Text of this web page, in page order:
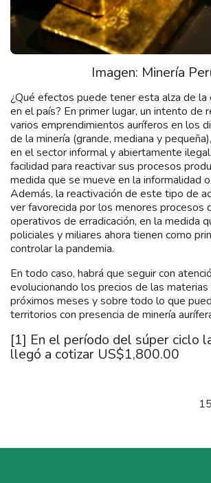
Imagen: Minería
¿Qué efectos puede tener esta alza de la
en el país? En primer lugar, un intento de
varios emprendimientos auríferos en los
de la minería (grande, mediana y
en el sector informal y abiertamente
facilidad para reactivar sus procesos
medida que se mueve en la informalidad
Además, la reactivación de este tipo de
ver favorecida por los menores procesos
operativos de erradicación, en la medida
policiales y miliares ahora tienen como
controlar la pandemia.
En todo caso, habrá que seguir con
evolucionando los precios de las
próximos meses y sobre todo lo que
territorios con presencia de minería
[1] En el período del súper ciclo
llegó a cotizar US$1,800.00